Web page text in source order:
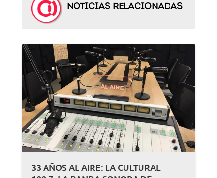
NOTICIAS RELACIONADAS
33 AÑOS AL AIRE: LA CULTURAL